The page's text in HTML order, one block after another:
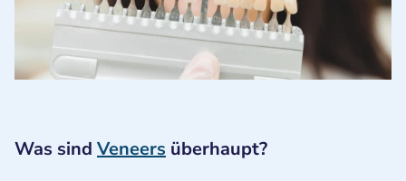
Was sind Veneers überhaupt?